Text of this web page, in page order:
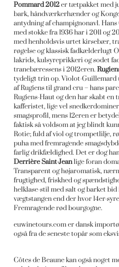
Pommard 2012er tætpakket med
bark, håndværkerhænder og
antydning af champignonavl. Hans
med stokke fra 1936 har i 2011 og
med henholdsvis urtet kirsebær,
røgelse og klassisk fadkælderlugt
lakrids, kulsyreprikkeri og sodet
tranebæressens i 2012eren.
tydeligt trin op. Violot-
af Rugiens til grand cru – hans
Rugiens-Haut og den har skabt en
kafferistet, lige vel
smagsprofil, mens 12eren er
faktisk så voldsom at jeg blindt
Rotie; fuld af viol og trompetlilje,
puha med fremragende
farlig drikfældighed. Det er dog
Derrière Saint-Jeanlige foran
Transparent og højaromatisk,
frugtighed, friskhed og
helklase-stil med salt og barket bid
vægtstangen end der hvor 14er-
Fremragende rød bourgogne.
euwinetours.com er dansk
også fra de seneste topår som
Côtes de Beaune kan også noget